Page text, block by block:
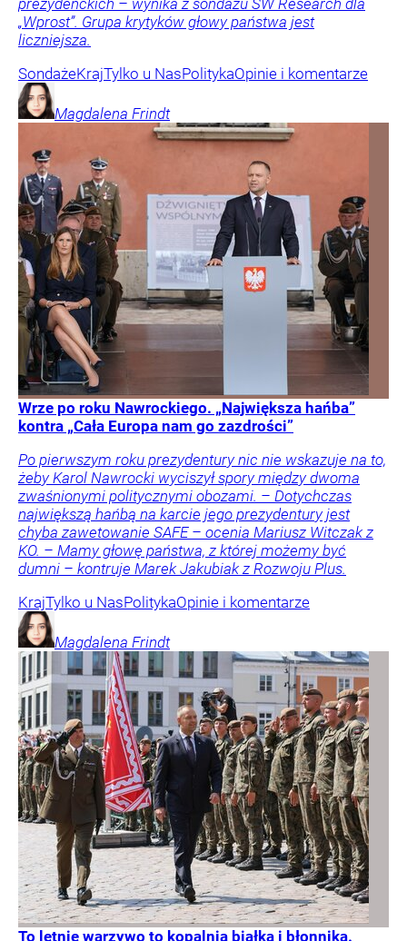
„Wprost”. Grupa krytyków głowy państwa jest
liczniejsza.
SondażeKrajTylko u NasPolitykaOpinie i komentarze
Magdalena Frindt
Wrze po roku Nawrockiego. „Największa hańba”
kontra „Cała Europa nam go zazdrości”
Po pierwszym roku prezydentury nic nie wskazuje na to,
żeby Karol Nawrocki wyciszył spory między dwoma
zwaśnionymi politycznymi obozami. – Dotychczas
największą hańbą na karcie jego prezydentury jest
chyba zawetowanie SAFE – ocenia Mariusz Witczak z
KO. – Mamy głowę państwa, z której możemy być
dumni – kontruje Marek Jakubiak z Rozwoju Plus.
KrajTylko u NasPolitykaOpinie i komentarze
Magdalena Frindt
To letnie warzywo to kopalnia białka i błonnika.